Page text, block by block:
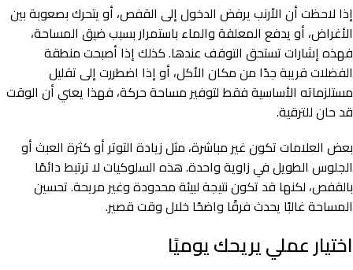
إذا لاحظت أن الأرنب يرفض الدخول إلى القفص، أو يتحرك بصعوبة بين
الأغراض، أو يدفع المعلفة والماء باستمرار بسبب ضيق المساحة،
فهذه إشارات تستحق التوقف عندها. كذلك إذا أصبحت منطقة
الفضلات قريبة جدًا من مكان الأكل، أو إذا اضطررت إلى تقليل
مستلزماته الأساسية فقط لتوفير مساحة حركة، فهذا يعني أن الوقت
قد حان للترقية.
بعض العلامات تكون غير مباشرة، مثل زيادة التوتر أو كثرة العبث أو
الجلوس الطويل في زاوية واحدة. هذه السلوكيات لا ترتبط دائمًا
بالقفص، لكنها قد تكون نتيجة لبيئة محدودة وغير مريحة. تحسين
المساحة غالبًا يحدث فرقًا واضحًا خلال وقت قصير.
اختيار عملي يريحك يوميًا